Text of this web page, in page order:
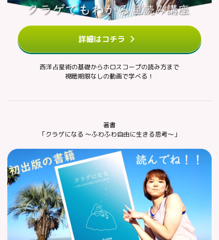
詳細はコチラ
西洋占星術の基礎からホロスコープの読み方まで
視聴期限なしの動画で学べる！
著書
「クラゲになる ～ふわふわ自由に生きる思考～」